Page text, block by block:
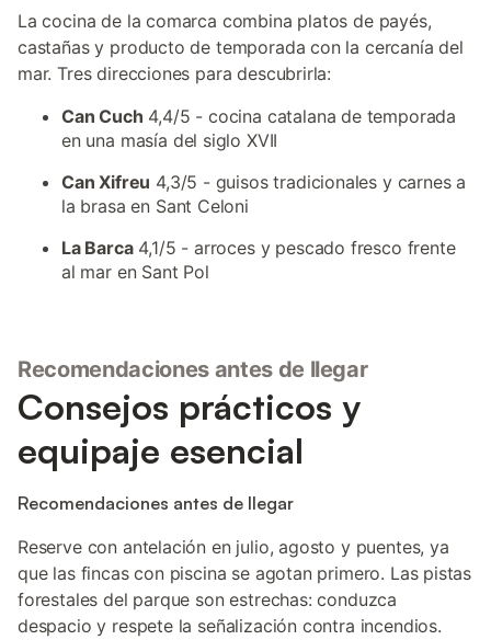
La cocina de la comarca combina platos de payés,
castañas y producto de temporada con la cercanía del
mar. Tres direcciones para descubrirla:
Can Cuch 4,4/5 - cocina catalana de temporada
en una masía del siglo XVII
Can Xifreu 4,3/5 - guisos tradicionales y carnes a
la brasa en Sant Celoni
La Barca4,1/5 - arroces y pescado fresco frente
al mar en Sant Pol
Recomendaciones antes de llegar
Consejos prácticos y
equipaje esencial
Recomendaciones antes de llegar
Reserve con antelación en julio, agosto y puentes, ya
que las fincas con piscina se agotan primero. Las pistas
forestales del parque son estrechas: conduzca
despacio y respete la señalización contra incendios.